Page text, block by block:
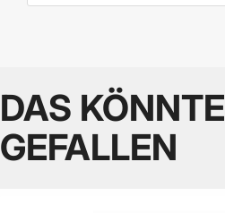
DAS
GEFALLEN